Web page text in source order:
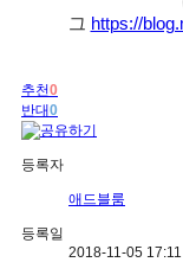
그 https://
추천0
반대0
등록자
애드블룸
등록일
2018-11-05 17:11